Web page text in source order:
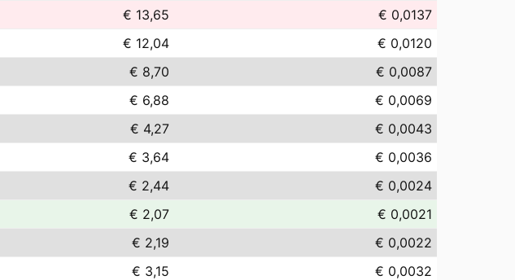
€ 13,65
€ 0,0137
€ 12,04
€ 0,0120
€ 8,70
€ 0,0087
€ 6,88
€ 0,0069
€ 4,27
€ 0,0043
€ 3,64
€ 0,0036
€ 2,44
€ 0,0024
€ 2,07
€ 0,0021
€ 2,19
€ 0,0022
€ 3,15
€ 0,0032